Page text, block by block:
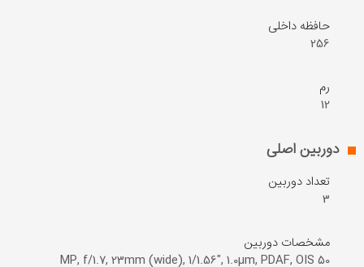
حافظه داخلی
256
رم
12
دوربین اصلی
تعداد دوربین
3
مشخصات دوربین